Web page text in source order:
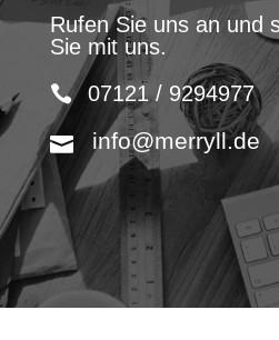
Rufen Sie uns an und
Sie mit uns.
07121 / 9294977
info@merryll.de